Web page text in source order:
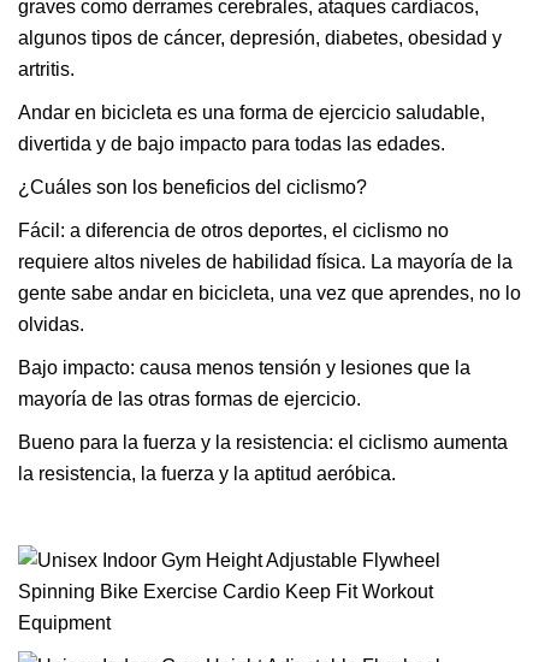
graves como derrames cerebrales, ataques cardíacos,
algunos tipos de cáncer, depresión, diabetes, obesidad y
artritis.
Andar en bicicleta es una forma de ejercicio saludable,
divertida y de bajo impacto para todas las edades.
¿Cuáles son los beneficios del ciclismo?
Fácil: a diferencia de otros deportes, el ciclismo no
requiere altos niveles de habilidad física. La mayoría de la
gente sabe andar en bicicleta, una vez que aprendes, no lo
olvidas.
Bajo impacto: causa menos tensión y lesiones que la
mayoría de las otras formas de ejercicio.
Bueno para la fuerza y ​​la resistencia: el ciclismo aumenta
la resistencia, la fuerza y ​​la aptitud aeróbica.